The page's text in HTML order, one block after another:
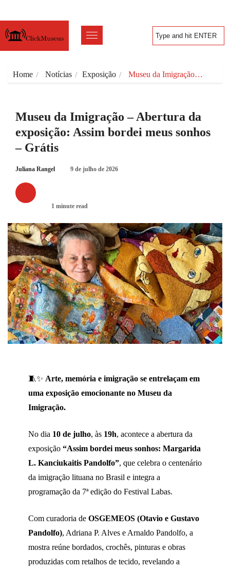
Home Notícias Exposição Museu da Imigração…
Museu da Imigração – Abertura da
exposição: Assim bordei meus sonhos
– Grátis
Juliana Rangel 9 de julho de 2026
1 minute read
🧵✨ Arte, memória e imigração se entrelaçam em
uma exposição emocionante no Museu da
Imigração.
No dia 10 de julho, às 19h, acontece a abertura da
exposição “Assim bordei meus sonhos: Margarida
L. Kanciukaitis Pandolfo”, que celebra o centenário
da imigração lituana no Brasil e integra a
programação da 7ª edição do Festival Labas.
Com curadoria de OSGEMEOS (Otavio e Gustavo
Pandolfo), Adriana P. Alves e Arnaldo Pandolfo, a
mostra reúne bordados, crochês, pinturas e obras
produzidas com retalhos de tecido, revelando a